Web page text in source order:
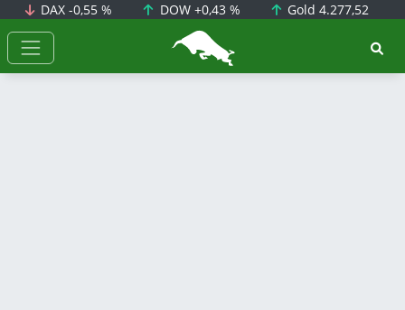
DAX-0,55 % DOW +0,43 % Gold4.277,52
BörsenNEWS.de